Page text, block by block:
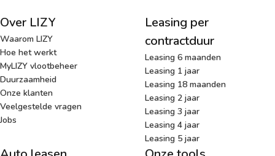
Over LIZY
Waarom LIZY
Hoe het werkt
MyLIZY vlootbeheer
Duurzaamheid
Onze klanten
Veelgestelde vragen
Jobs
Leasing per
contractduur
Leasing 6 maanden
Leasing 1 jaar
Leasing 18 maanden
Leasing 2 jaar
Leasing 3 jaar
Leasing 4 jaar
Leasing 5 jaar